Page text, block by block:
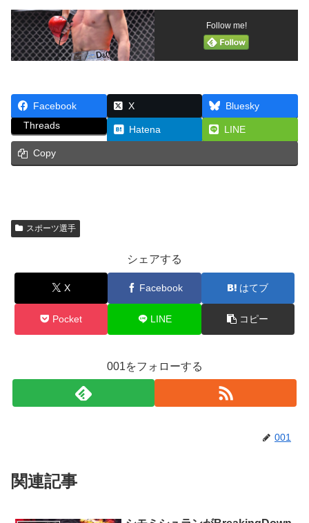
Follow me!
Facebook X
Bluesky
Threads
Hatena LINE
Copy
スポーツ選手
シェアする
X Facebook はてブ
Pocket LINE コピー
001をフォローする
001
関連記事